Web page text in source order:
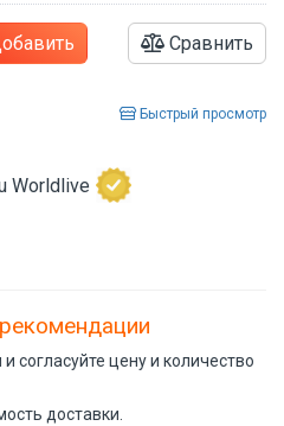
Сравнить
Быстрый просмотр
Worldlive
рекомендации
согласуйте цену и количество
доставки.